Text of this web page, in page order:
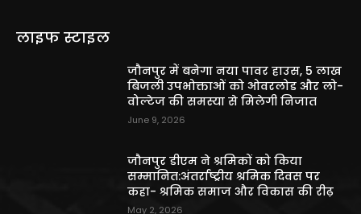
लाइफ स्टाइल
जौनपुर में बनेगा नया पावर हाउस, 5 लाख
बिजली उपभोक्ताओं को ओवरलोड और लो-
वोल्टेज की समस्या से मिलेगी निजात
June 9, 2026
जौनपुर डीएम ने श्रमिकों को किया
सम्मानित:अंतर्राष्ट्रीय श्रमिक दिवस पर
कहा- श्रमिक समाज और विकास की रीढ़
May 2, 2026